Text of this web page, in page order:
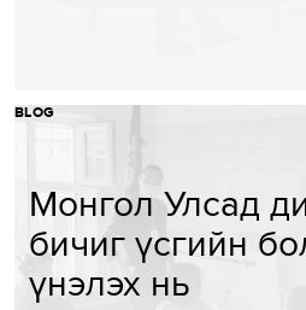
BLOG
Монгол Улсад
бичиг үсгийн
үнэлэх нь